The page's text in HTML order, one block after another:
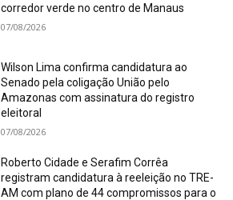
corredor verde no centro de Manaus
07/08/2026
Wilson Lima confirma candidatura ao
Senado pela coligação União pelo
Amazonas com assinatura do registro
eleitoral
07/08/2026
Roberto Cidade e Serafim Corrêa
registram candidatura à reeleição no TRE-
AM com plano de 44 compromissos para o